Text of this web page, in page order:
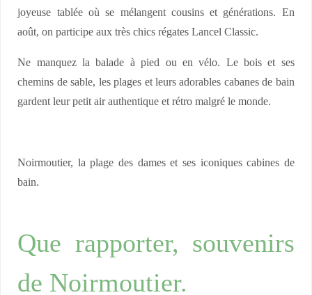
joyeuse tablée où se mélangent cousins et générations. En
août, on participe aux très chics régates Lancel Classic.
Ne manquez la balade à pied ou en vélo. Le bois et ses
chemins de sable, les plages et leurs adorables cabanes de bain
gardent leur petit air authentique et rétro malgré le monde.
Noirmoutier, la plage des dames et ses iconiques cabines de
bain.
Que rapporter, souvenirs
de Noirmoutier.